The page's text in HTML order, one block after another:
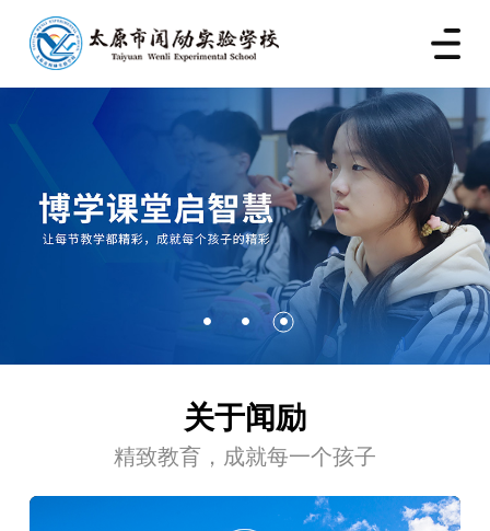
关于闻励
精致教育，成就每一个孩子